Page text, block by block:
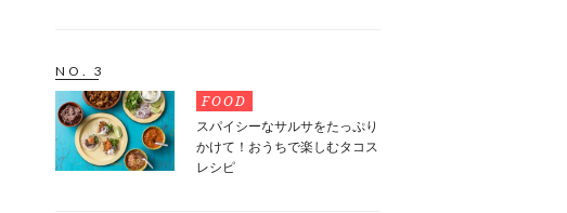
NO. 3
FOOD
スパイシーなサルサをたっぷり
かけて！おうちで楽しむタコス
レシピ